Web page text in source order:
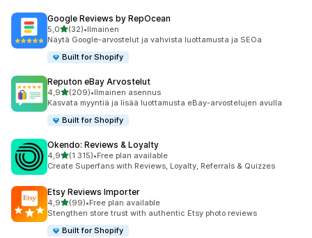
Google Reviews by RepOcean
5,0/ 5 tähteä
(32)
32 arvostelua yhteensä
•Ilmainen
Näytä Google-arvostelut ja vahvista luottamusta ja SEOa
Built for Shopify
Reputon eBay Arvostelut
4,9/ 5 tähteä
(209)
209 arvostelua yhteensä
•Ilmainen asennus
Kasvata myyntiä ja lisää luottamusta eBay-arvostelujen avulla
Built for Shopify
Okendo: Reviews & Loyalty
4,9/ 5 tähteä
(1 315)
1315 arvostelua yhteensä
•Free plan available
Create Superfans with Reviews, Loyalty, Referrals & Quizzes
Etsy Reviews Importer
4,9/ 5 tähteä
(99)
99 arvostelua yhteensä
•Free plan available
Stengthen store trust with authentic Etsy photo reviews
Built for Shopify